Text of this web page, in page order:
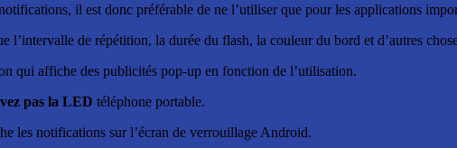
il est donc préférable de ne l’utiliser que pour les applications
l’intervalle de répétition, la durée du flash, la couleur du bord et d’autres
qui affiche des publicités pop-up en fonction de l’utilisation.
pas la LED téléphone portable.
les notifications sur l’écran de verrouillage Android.